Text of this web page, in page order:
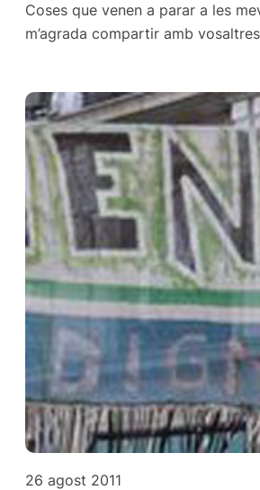
Coses que venen a parar a les
m’agrada compartir amb
26 agost 2011